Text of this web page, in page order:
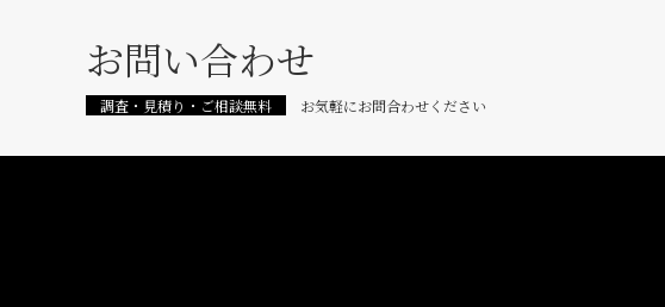
お問い合わせ
調査・見積り・ご相談無料 お気軽にお問合わせください